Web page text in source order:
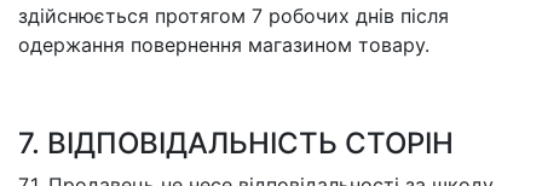
здійснюється протягом 7 робочих днів після
одержання повернення магазином товару.
7. ВІДПОВІДАЛЬНІСТЬ СТОРІН